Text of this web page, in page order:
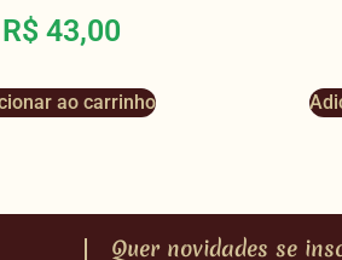
R$ 43,00
ao carrinho
Quer novidades se